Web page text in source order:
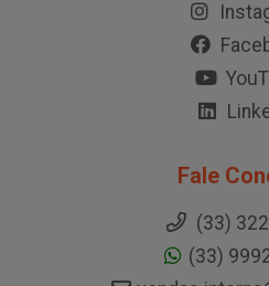
Fale
(33)
(33)